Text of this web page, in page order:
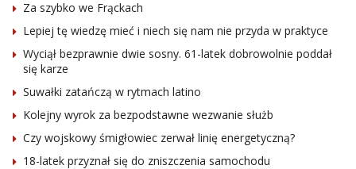
Za szybko we Frąckach
Lepiej tę wiedzę mieć i niech się nam nie przyda w praktyce
Wyciął bezprawnie dwie sosny. 61-latek dobrowolnie poddał
się karze
Suwałki zatańczą w rytmach latino
Kolejny wyrok za bezpodstawne wezwanie służb
Czy wojskowy śmigłowiec zerwał linię energetyczną?
18-latek przyznał się do zniszczenia samochodu